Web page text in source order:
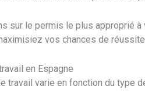
sur le permis le plus approprié
vos chances de
en Espagne
travail varie en fonction du type